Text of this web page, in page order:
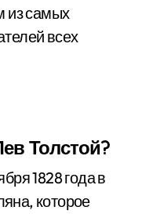
из самых
всех
Толстой?
1828 года в
которое